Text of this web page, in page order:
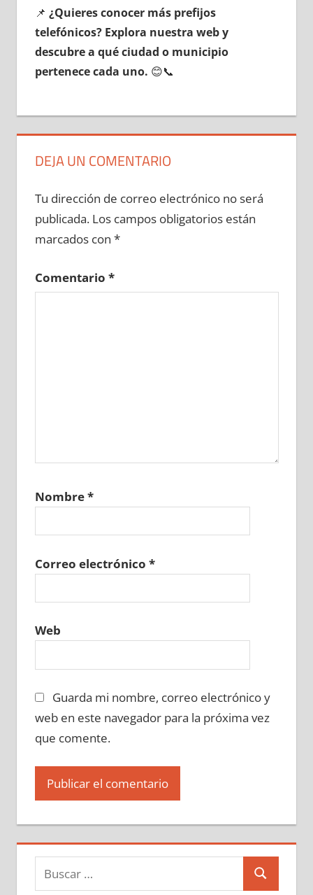
📌 ¿Quieres conocer mа́s prefijos
telefónicos? Explora nuestra web у
descubre а qué ciudad ο municipio
pertenece cada uno. 😊📞
DEJA UN COMENTARIO
Tu dirección de correo electrónico no será
publicada. Los campos obligatorios están
marcados con *
Comentario *
Nombre*
Correo electrónico *
Web
Guarda mi nombre, correo electrónico y
web en este navegador para la próxima vez
que comente.
Buscar